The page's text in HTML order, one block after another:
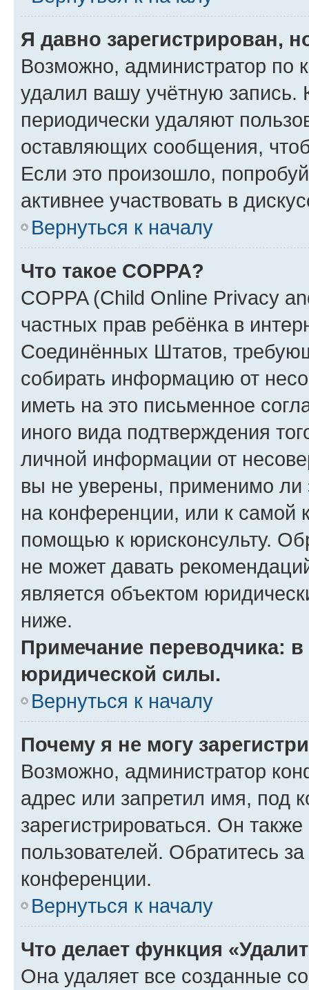
Я давно зарегистрирован,
Возможно, администратор по
удалил вашу учётную запись.
периодически удаляют
оставляющих сообщения,
Если это произошло,
активнее участвовать в
Вернуться к началу
Что такое COPPA?
COPPA (Child Online Privacy
частных прав ребёнка в
Соединённых Штатов,
собирать информацию от
иметь на это письменное
иного вида подтверждения
личной информации от
вы не уверены, применимо ли
на конференции, или к самой
помощью к юрисконсульту.
не может давать
является объектом
ниже.
Примечание переводчика:
юридической силы.
Вернуться к началу
Почему я не могу
Возможно, администратор
адрес или запретил имя, под
зарегистрироваться. Он
пользователей. Обратитесь
конференции.
Вернуться к началу
Что делает функция
Она удаляет все созданные